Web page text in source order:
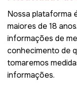
Nossa plataforma
maiores de 18
informações de
conhecimento de
tomaremos
informações.